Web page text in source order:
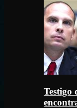
Testigo